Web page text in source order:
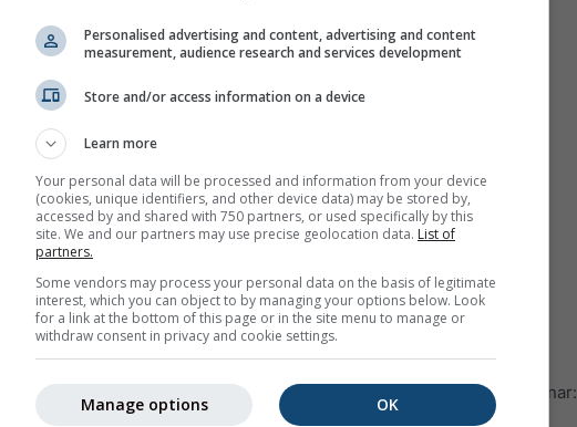
için 5 günlük meteogramımız tüm hava bilgilerini 3 basit grafikte sunar:
Personalised advertising and content, advertising and content
measurement, audience research and services development
Store and/or access information on a device
Learn more
Your personal data will be processed and information from your device
(cookies, unique identifiers, and other device data) may be stored by,
accessed by and shared with 750 partners, or used specifically by this
site. We and our partners may use precise geolocation data. List of
partners.
Some vendors may process your personal data on the basis of legitimate
interest, which you can object to by managing your options below. Look
for a link at the bottom of this page or in the site menu to manage or
withdraw consent in privacy and cookie settings.
OK
Manage options